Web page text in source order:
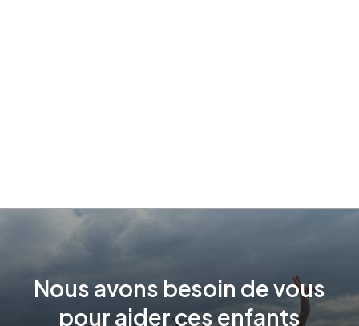
Nous avons besoin devous
pour aidercesenfants